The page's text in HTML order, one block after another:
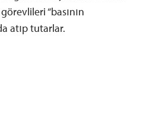
“basının
atıp tutarlar.